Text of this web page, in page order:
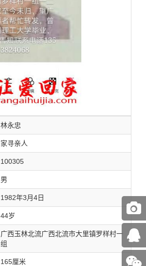
林永忠
家寻亲人
100305
男
1982年3月4日
44岁
广西玉林北流广西北流市大里镇罗样村一
组
165厘米